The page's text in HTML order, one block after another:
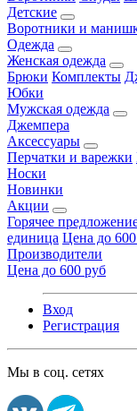
Детские
Воротники и
Одежда
Женская одежда
Брюки Комплекты
Юбки
Мужская одежда
Джемпера
Аксессуары
Перчатки и варежки
Носки
Новинки
Акции
Горячее
единица Цена до
Производители
Цена до 600 руб
Вход
Регистрация
Мы в соц. сетях